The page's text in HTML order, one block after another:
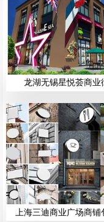
龙湖无锡星悦荟商业
上海三迪商业广场商